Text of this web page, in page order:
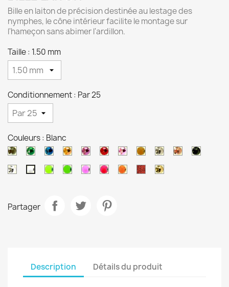
Bille en laiton de précision destinée au lestage des
nymphes, le cône intérieur facilite le montage sur
l'hameçon sans abimer l'ardillon.
Taille : 1.50 mm
Conditionnement : Par 25
Couleurs : Blanc
NickelVert Bleu OrangeVioletRougeRoseOrangeArgentCuivreNoir
NacreBlancChartreuse
Vert SaumonRose OrangeOcreOr
Partager
Description Détails du produit